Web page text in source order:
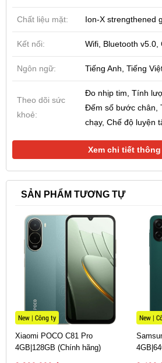
mặt đồng hồ Apple Watch series
tùy chọn kích thước gồm 40mm và
thiết kế hình chữ nhật đặc trưng
tổng thể thiết kế Apple Watch
không có nhiều thay đổi so với thế
người dùng.
Cách phân biệt Apple Watch
Để không bị nhầm lẫn giữa 2
bạn có thể phân biệt dựa vào
cụ thể:
vặn Digital Crown viền đỏ ở núm
Apple Watch series 6 GPS sẽ có
Crown màu trơn cùng màu với
Chất liệu mặt: Ion-X strengthened
Kết nối: Wifi, Bluetooth v5.0,
Ngôn ngữ: Tiếng Anh, Tiếng
Theo dõi sức
khoẻ:
Đo nhịp tim, Tính
Đếm số bước chân,
chạy, Chế độ luyện
Xem chi tiết
SẢN PHẨM TƯƠNG TỰ
New | Công ty
Xiaomi POCO C81 Pro
4GB|128GB (Chính hãng)
New |